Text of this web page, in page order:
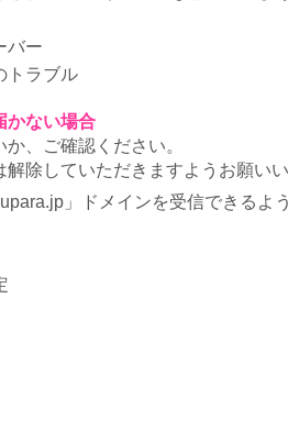
バー
トラブル
かない場合
、ご確認ください。
除していただきますようお願いい
」ドメインを受信できるよ